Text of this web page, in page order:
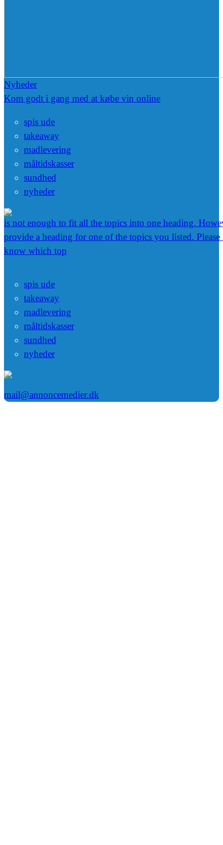
Nyheder
Kom godt i gang med at købe vin online
spis ude
takeaway
madlevering
måltidskasser
sundhed
nyheder
is not enough to fit all the topics into one heading.
provide a heading for one of the topics you listed. Please
know which top
spis ude
takeaway
madlevering
måltidskasser
sundhed
nyheder
mail@annoncemedier.dk